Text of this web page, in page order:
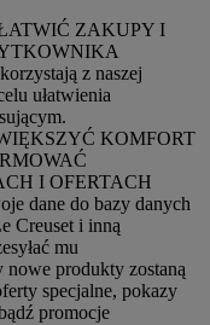
ZAKUPY I
z naszej
ułatwienia
KOMFORT
I OFERTACH
dane do bazy danych
Creuset i inną
mu
produkty zostaną
specjalne, pokazy
promocje